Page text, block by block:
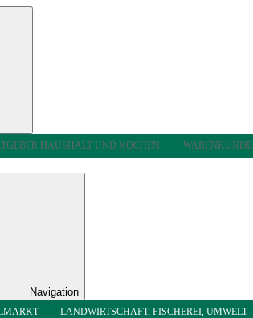
HAUSHALT UND KOCHEN WARENKUNDE
Navigation
LANDWIRTSCHAFT, FISCHEREI, UMWELT